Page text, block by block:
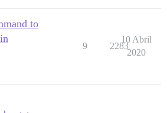
to
9 2283
10 Abril
2020